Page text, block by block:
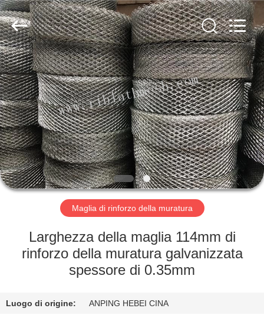
CASA
PRODOTTI
CIRCA
NOI
GIRO
FABBRICA
CONTROLLO
QUALITÀ
COUNTY
JIAFU
WIRE
MESH
MANUFACTURING
CO.,LTD.
All
Rights
Reserved.
Maglia di rinforzo della muratura
Larghezza della maglia 114mm di
rinforzo della muratura galvanizzata
spessore di 0.35mm
Luogo di origine: ANPING HEBEI CINA